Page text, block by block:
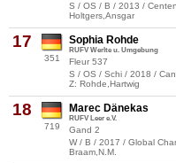
S / OS / B / 2013 /
Holtgers,Ansgar
17
351
Sophia Rohde
RUFV Werlte u. Umgebung
Fleur 537
S / OS / Schi / 2018 /
Z: Rohde,Hartwig
18
719
Marec Dänekas
RUFV Leer e.V.
Gand 2
W / B / 2017 / Global
Braam,N.M.